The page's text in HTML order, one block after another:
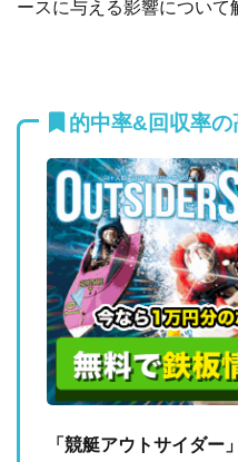
ースに与える影響について
的中率&回収率の
「競艇アウトサイダー